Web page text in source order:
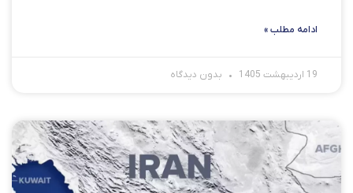
ادامه مطلب »
19 اردیبهشت 1405 بدون دیدگاه